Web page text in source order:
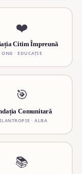
❤️
Citim Împreună
ONG · EDUCAȚIE
🎯
Comunitară
· ALBA
📚